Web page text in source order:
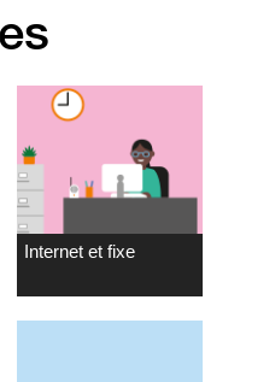
Internet et fixe